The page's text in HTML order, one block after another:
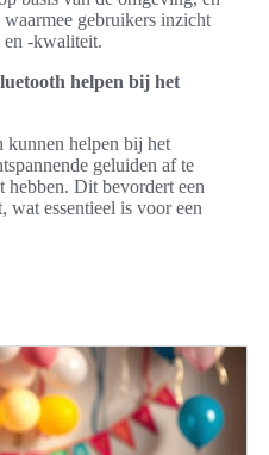
gebruikers inzicht
en -kwaliteit.
helpen bij het
kunnen helpen bij het
geluiden af te
hebben. Dit bevordert een
wat essentieel is voor een